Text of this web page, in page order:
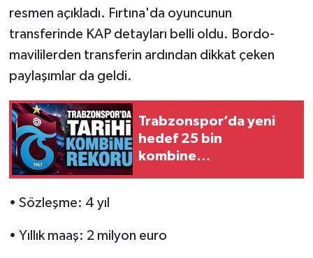
resmen açıkladı. Fırtına'da oyuncunun
transferinde KAP detayları belli oldu. Bordo-
mavililerden transferin ardından dikkat çeken
paylaşımlar da geldi.
Trabzonspor’da yeni
hedef 25 bin
kombine…
• Sözleşme: 4 yıl
• Yıllık maaş: 2 milyon euro